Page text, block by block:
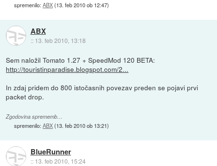
spremenilo:ABX(13. feb 2010 ob 12:47)
ABX
:: 13. feb 2010, 13:18
Sem naložil Tomato 1.27 + SpeedMod 120 BETA:
http://touristinparadise.blogspot.com/2...
In zdaj pridem do 800 istočasnih povezav preden se pojavi prvi
packet drop.
Zgodovina sprememb…
spremenilo:ABX(13. feb 2010 ob 13:21)
BlueRunner
:: 13. feb 2010, 15:24